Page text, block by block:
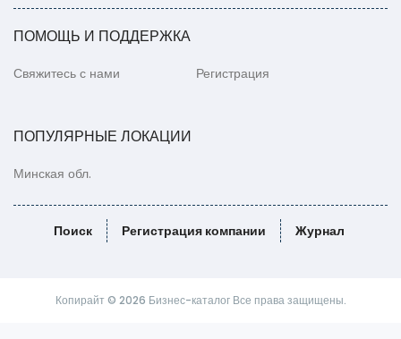
ПОМОЩЬ И ПОДДЕРЖКА
Свяжитесь с нами Регистрация
ПОПУЛЯРНЫЕ ЛОКАЦИИ
Минская обл.
Поиск Регистрация компании Журнал
Копирайт © 2026 Бизнес-каталог Все права защищены.